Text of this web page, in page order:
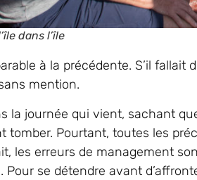
dans l’île
à la précédente. S’il
mention.
la journée qui vient, sachant
tomber. Pourtant, toutes les
les erreurs de management
Pour se détendre avant